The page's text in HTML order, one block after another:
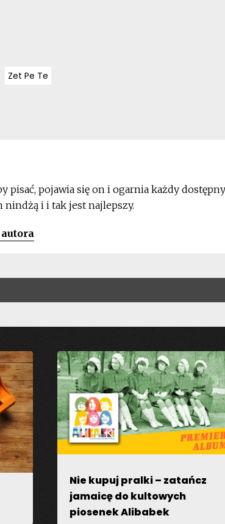
Zet Pe Te
pisać, pojawia się on i ogarnia każdy dostępny
nindżą i i tak jest najlepszy.
są oznaczone symbolem*
Nie kupuj pralki – zatańcz
jamaicę do kultowych
piosenek Alibabek